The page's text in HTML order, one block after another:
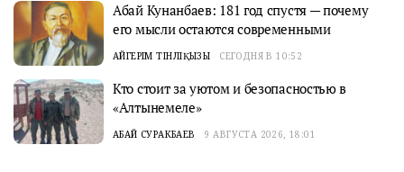
Абай Кунанбаев: 181 год спустя — почему
его мысли остаются современными
АЙГЕРІМ ТІНӘЛІҚЫЗЫ СЕГОДНЯ В 10:52
Кто стоит за уютом и безопасностью в
«Алтынемеле»
АБАЙ СУРАКБАЕВ 9 АВГУСТА 2026, 18:01